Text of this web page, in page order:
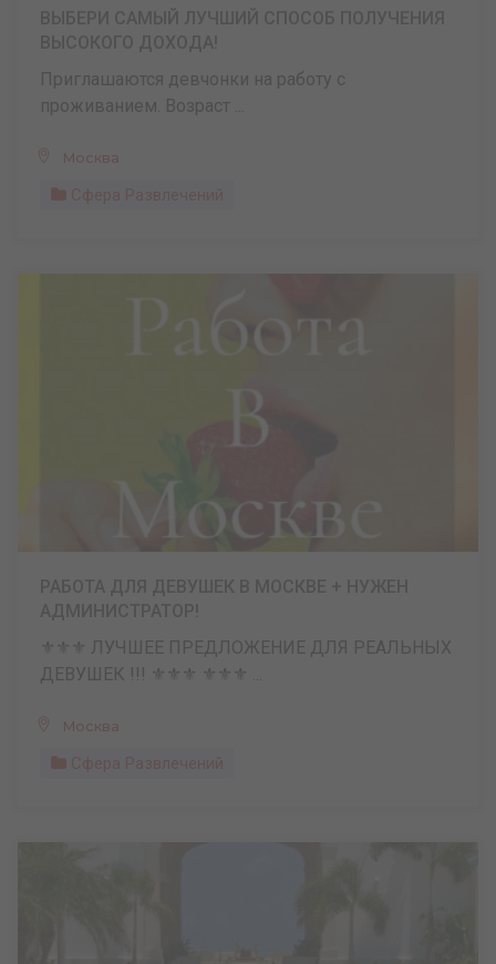
Приглашаются девчонки на работу с
проживанием. Возраст ...
Москва
Сфера Развлечений
⚜️⚜️⚜️ ЛУЧШЕЕ ПРЕДЛОЖЕНИЕ ДЛЯ РЕАЛЬНЫХ
ДЕВУШЕК !!! ⚜️⚜️⚜️ ⚜️⚜️⚜️ ...
Москва
Сфера Развлечений